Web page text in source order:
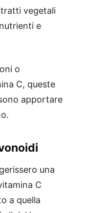
vegetali
e
o
C, queste
apportare
una
C
a quella